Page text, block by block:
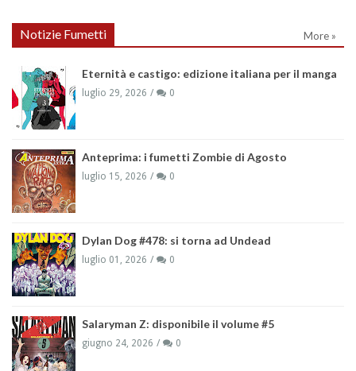
Notizie Fumetti More »
Eternità e castigo: edizione italiana per il manga
luglio 29, 2026 0
Anteprima: i fumetti Zombie di Agosto
luglio 15, 2026 0
Dylan Dog #478: si torna ad Undead
luglio 01, 2026 0
Salaryman Z: disponibile il volume #5
giugno 24, 2026 0